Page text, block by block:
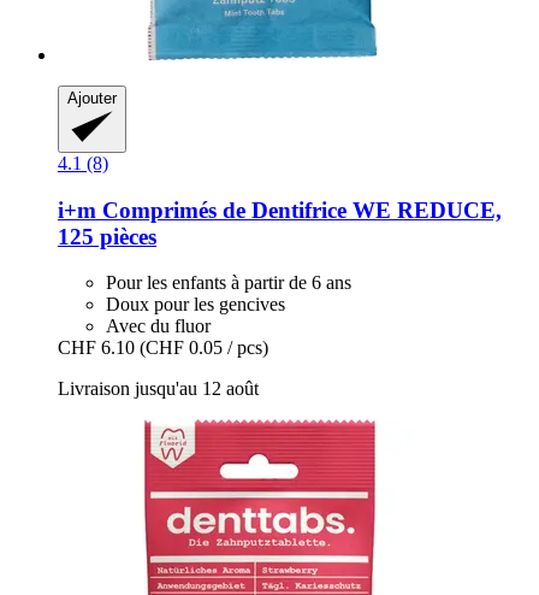
Ajouter
4.1 (8)
i+m Comprimés de Dentifrice WE REDUCE,
125 pièces
Pour les enfants à partir de 6 ans
Doux pour les gencives
Avec du fluor
CHF 6.10 (CHF 0.05 / pcs)
Livraison jusqu'au 12 août